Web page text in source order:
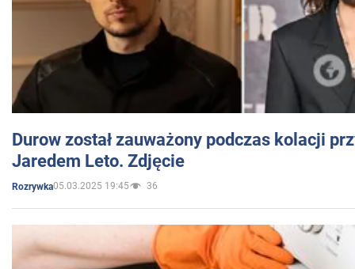
Durow został zauważony podczas kolacji
Jaredem Leto. Zdjęcie
Rozrywka05.03.2025 19:45 36